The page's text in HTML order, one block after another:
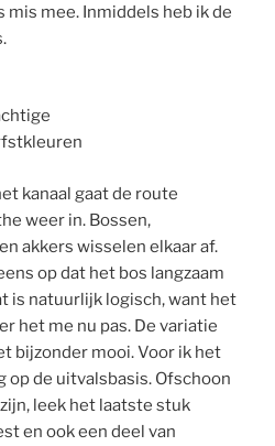
mee. Inmiddels heb ik de
kanaal gaat de route
weer in. Bossen,
akkers wisselen elkaar af.
op dat het bos langzaam
is natuurlijk logisch, want het
het me nu pas. De variatie
bijzonder mooi. Voor ik het
op de uitvalsbasis. Ofschoon
leek het laatste stuk
en ook een deel van